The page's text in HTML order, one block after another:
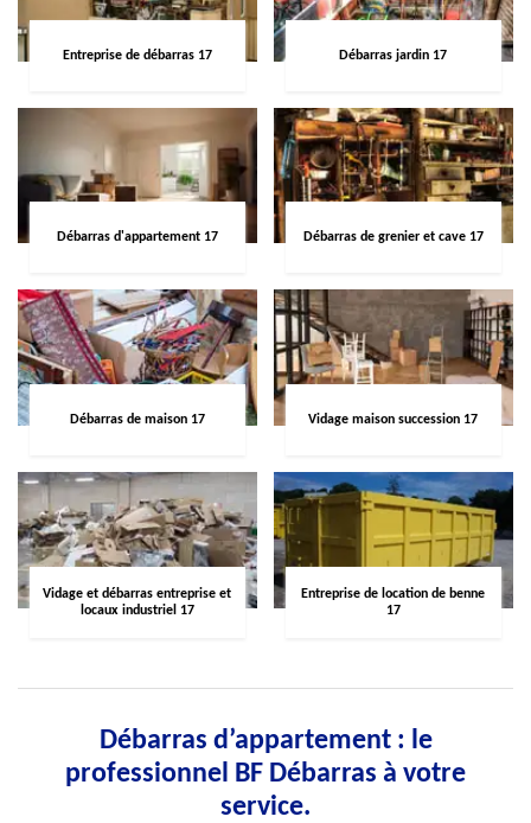
Entreprise de débarras 17 Débarras jardin 17
Débarras d'appartement 17 Débarras de grenier et cave 17
Débarras de maison 17 Vidage maison succession 17
Vidage et débarras entreprise et
locaux industriel 17
Entreprise de location de benne
17
Débarras d’appartement : le
professionnel BF Débarras à votre
service.